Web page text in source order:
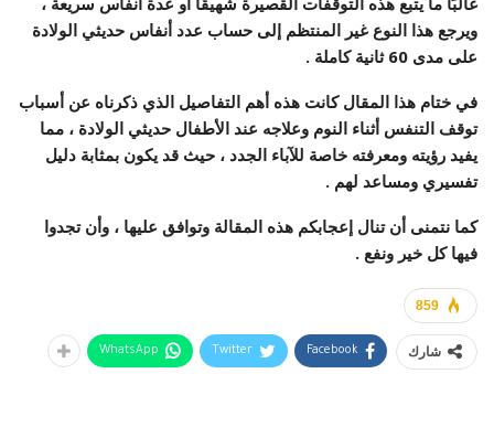
ويرجع هذا النوع غير المنتظم إلى حساب عدد أنفاس حديثي الولادة
على مدى 60 ثانية كاملة .
في ختام هذا المقال كانت هذه أهم التفاصيل الذي ذكرناه عن أسباب
توقف التنفس أثناء النوم وعلاجه عند الأطفال حديثي الولادة ، مما
يفيد رؤيته ومعرفته خاصة للآباء الجدد ، حيث قد يكون بمثابة دليل
تفسيري ومساعد لهم .
كما نتمنى أن تنال إعجابكم هذه المقالة وتوافق عليها ، وأن تجدوا
فيها كل خير ونفع .
859
شارك Facebook
Twitter
WhatsApp